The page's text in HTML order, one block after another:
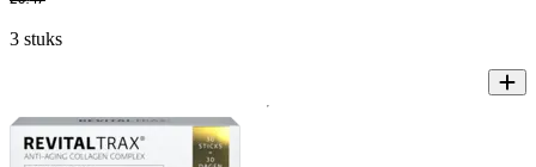
3 stuks